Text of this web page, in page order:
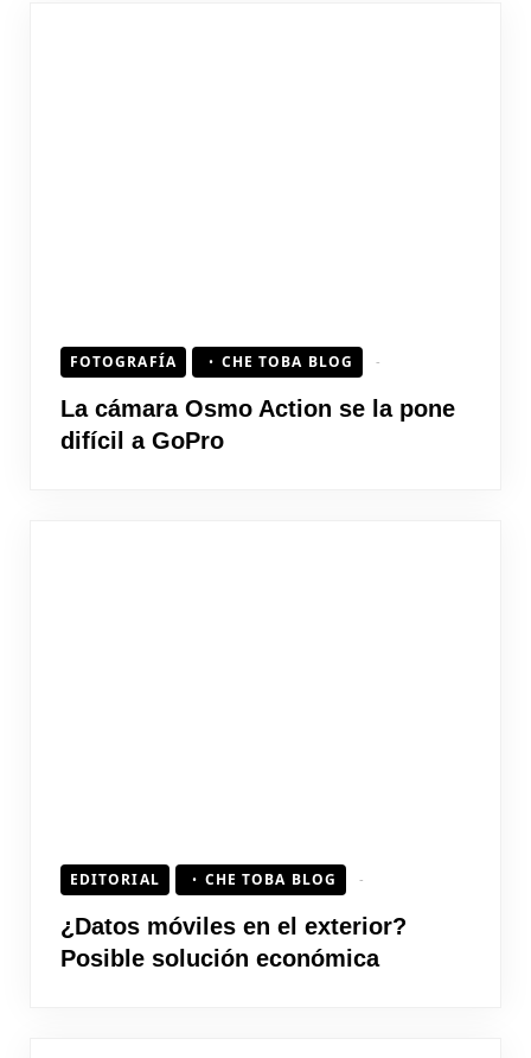
FOTOGRAFÍA CHE TOBA BLOG
La cámara Osmo Action se la pone
difícil a GoPro
EDITORIAL CHE TOBA BLOG
¿Datos móviles en el exterior?
Posible solución económica